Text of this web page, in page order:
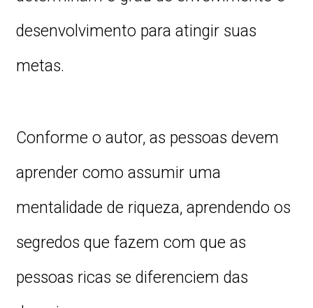
desenvolvimento para atingir suas
metas.
Conforme o autor, as pessoas devem
aprender como assumir uma
mentalidade de riqueza, aprendendo os
segredos que fazem com que as
pessoas ricas se diferenciem das